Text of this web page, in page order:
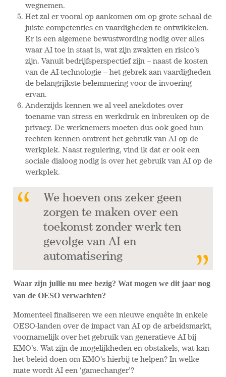
wegnemen.
Het zal er vooral op aankomen om op grote schaal de
juiste competenties en vaardigheden te ontwikkelen.
Er is een algemene bewustwording nodig over alles
waar AI toe in staat is, wat zijn zwakten en risico’s
zijn. Vanuit bedrijfsperspectief zijn – naast de kosten
van de AI-technologie – het gebrek aan vaardigheden
de belangrijkste belemmering voor de invoering
ervan.
Anderzijds kennen we al veel anekdotes over
toename van stress en werkdruk en inbreuken op de
privacy. De werknemers moeten dus ook goed hun
rechten kennen omtrent het gebruik van AI op de
werkplek. Naast regulering, vind ik dat er ook een
sociale dialoog nodig is over het gebruik van AI op de
werkplek.
We hoeven ons zeker geen
zorgen te maken over een
toekomst zonder werk ten
gevolge van AI en
automatisering
Waar zijn jullie nu mee bezig? Wat mogen we dit jaar nog
van de OESO verwachten?
Momenteel finaliseren we een nieuwe enquête in enkele
OESO-landen over de impact van AI op de arbeidsmarkt,
voornamelijk over het gebruik van generatieve AI bij
KMO’s. Wat zijn de mogelijkheden en obstakels, wat kan
het beleid doen om KMO’s hierbij te helpen? In welke
mate wordt AI een ‘gamechanger’?